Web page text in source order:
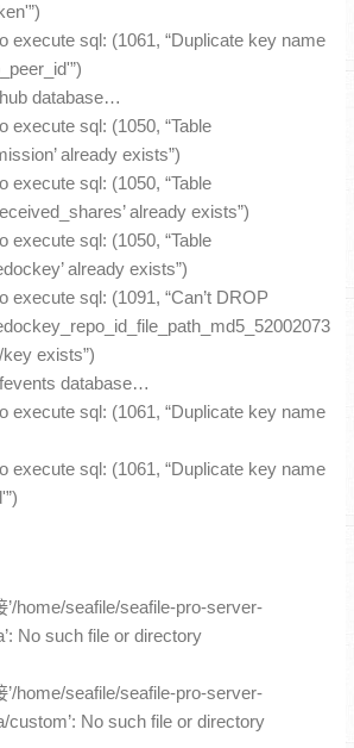
execute sql: (1061, “Duplicate key name
database…
execute sql: (1050, “Table
already exists”)
execute sql: (1050, “Table
already exists”)
execute sql: (1050, “Table
already exists”)
execute sql: (1091, “Can’t DROP
exists”)
database…
execute sql: (1061, “Duplicate key name
execute sql: (1061, “Duplicate key name
home/seafile/seafile-pro-server-
No such file or directory
home/seafile/seafile-pro-server-
custom’: No such file or directory